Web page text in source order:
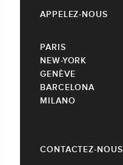
CONTACTEZ-NOUS
APPELEZ-NOUS
PARIS
NEW-YORK
GENÈVE
BARCELONA
MILANO